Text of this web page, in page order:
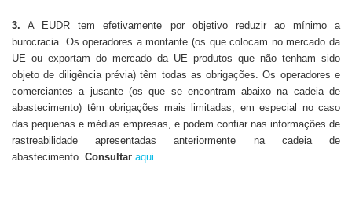
3. A EUDR tem efetivamente por objetivo reduzir ao mínimo a
burocracia. Os operadores a montante (os que colocam no mercado da
UE ou exportam do mercado da UE produtos que não tenham sido
objeto de diligência prévia) têm todas as obrigações. Os operadores e
comerciantes a jusante (os que se encontram abaixo na cadeia de
abastecimento) têm obrigações mais limitadas, em especial no caso
das pequenas e médias empresas, e podem confiar nas informações de
rastreabilidade apresentadas anteriormente na cadeia de
abastecimento. Consultar aqui.